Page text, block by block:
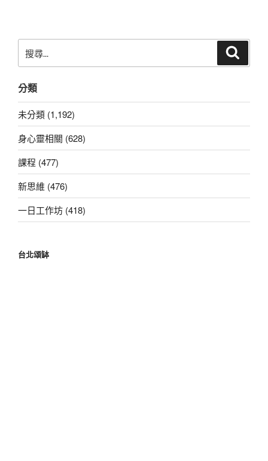
尋
鍵
字:
分類
未分類 (1,192)
身心靈相關 (628)
課程 (477)
新思維 (476)
一日工作坊 (418)
台北頌缽